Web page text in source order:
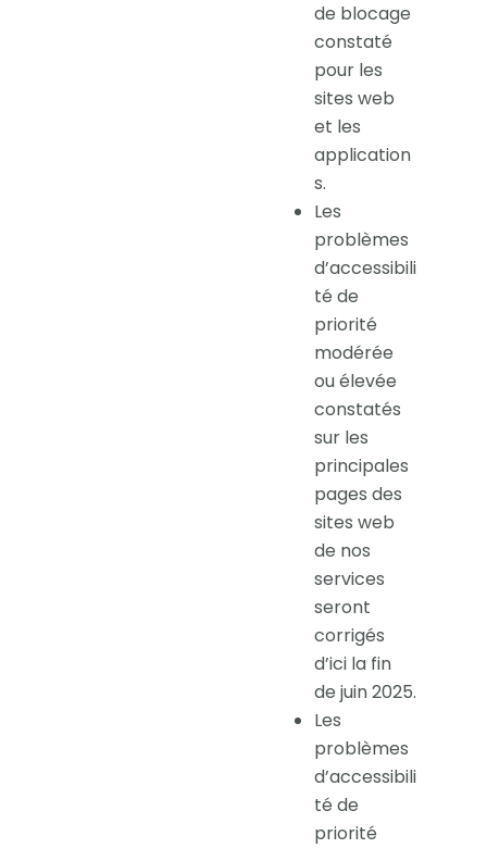
de blocage
constaté
pour les
sites web
et les
application
s.
Les
problèmes
d’accessibili
té de
priorité
modérée
ou élevée
constatés
sur les
principales
pages des
sites web
de nos
services
seront
corrigés
d’ici la fin
de juin 2025.
Les
problèmes
d’accessibili
té de
priorité